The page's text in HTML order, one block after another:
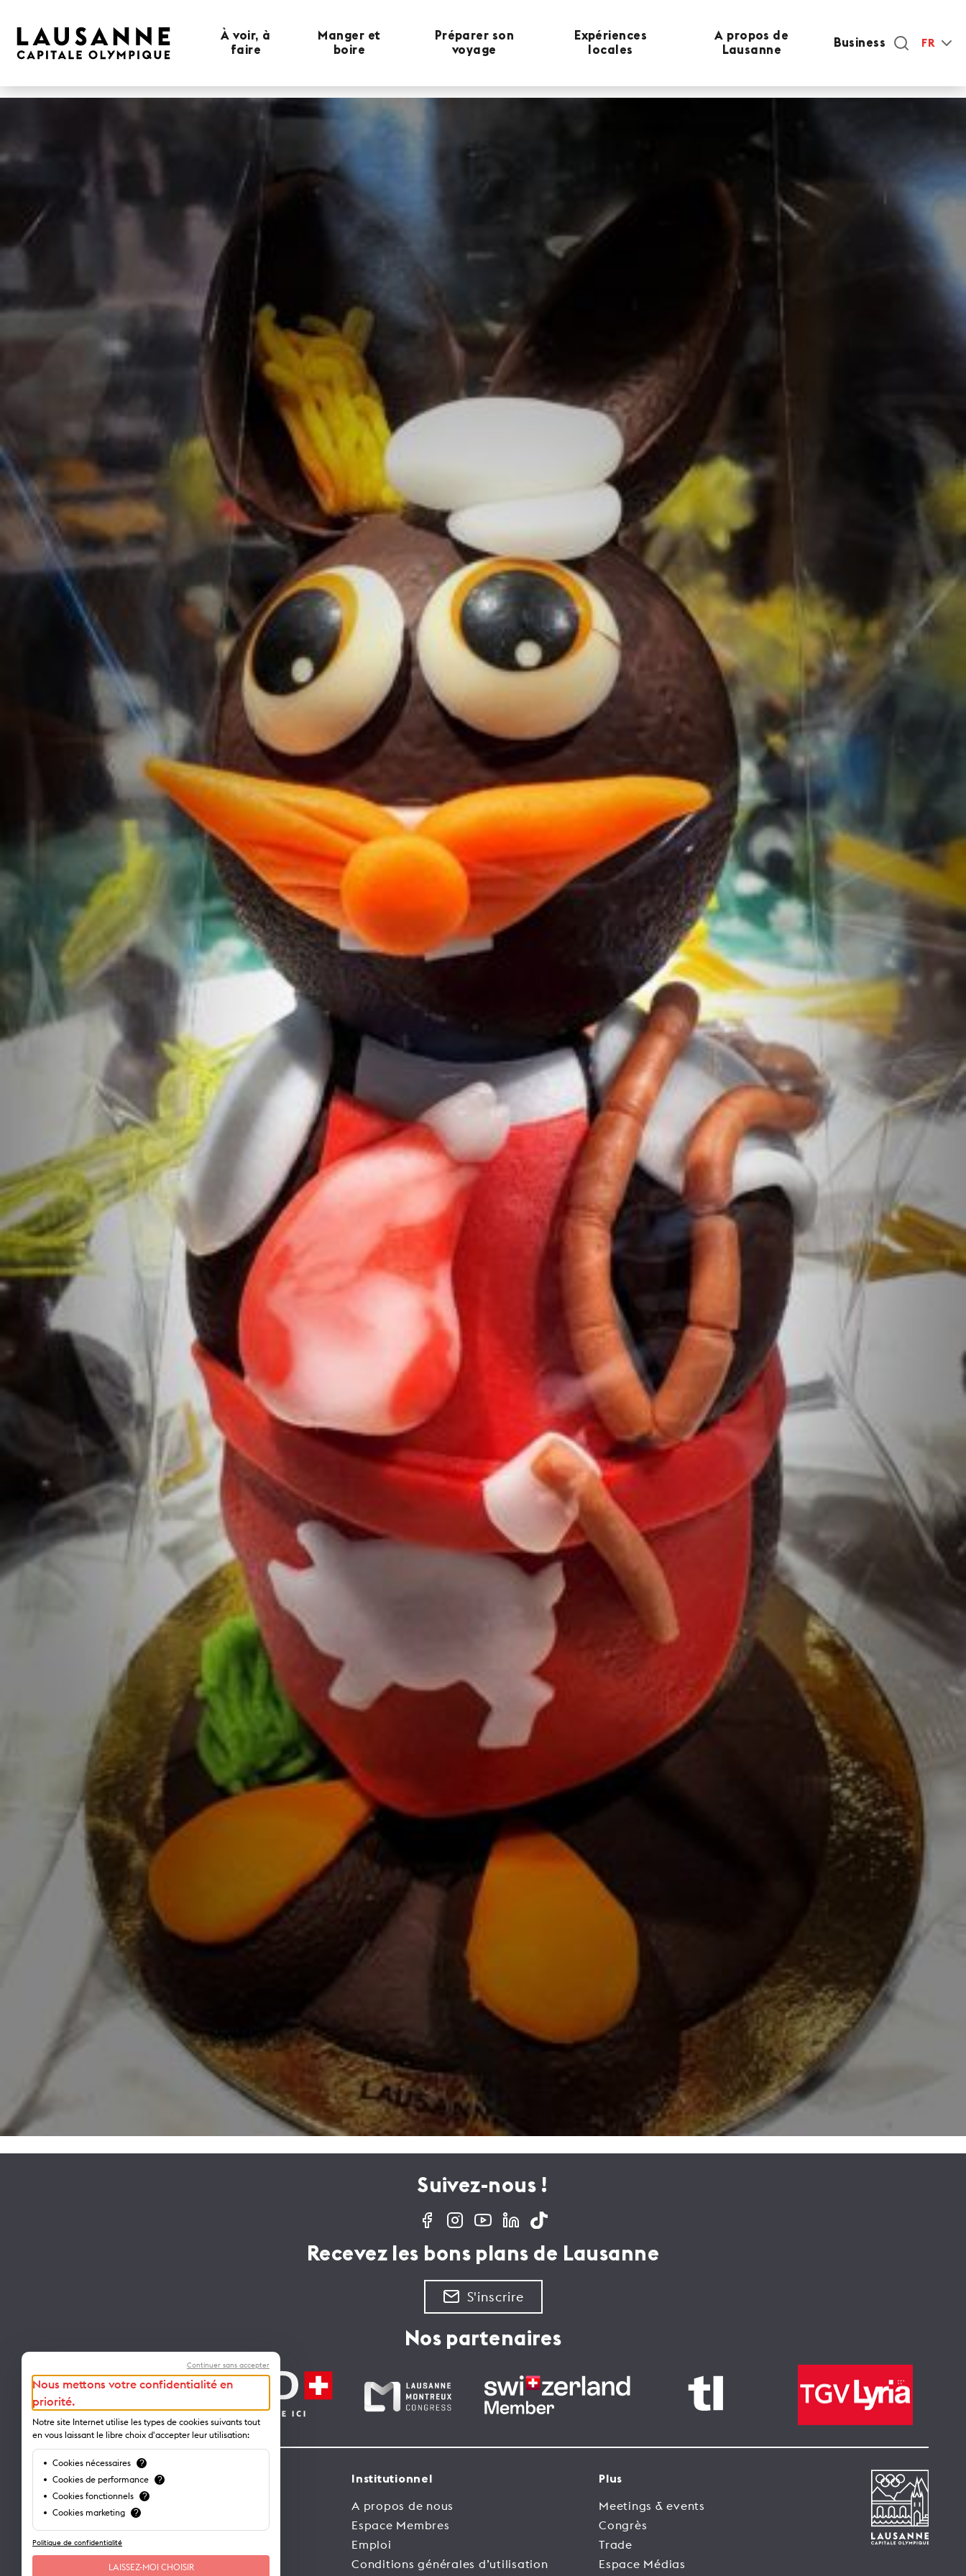
À voir, à
faire
Manger et
boire
Préparer son
voyage
Expériences
locales
A propos de
Lausanne
Business FR
Suivez-nous !
Recevez les bons plans de Lausanne
S'inscrire
Nos partenaires
Contact
Lausanne Tourisme – administration
1001 Lausanne – Suisse
info@lausanne-tourisme.ch
Institutionnel
A propos de nous
Espace Membres
Emploi
Conditions générales d’utilisation
Plus
Meetings & events
Congrès
Trade
Espace Médias
Continuer sans accepter
Nous mettons votre confidentialité en
priorité.
Notre site Internet utilise les types de cookies suivants tout
en vous laissant le libre choix d'accepter leur utilisation:
Cookies nécessaires ?
Cookies de performance ?
Cookies fonctionnels ?
Cookies marketing ?
Politique de confidentialité
LAISSEZ-MOI CHOISIR